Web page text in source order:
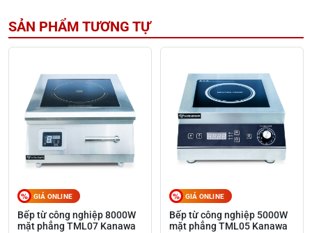
SẢN PHẨM TƯƠNG TỰ
GIÁ ONLINE
Bếp từ công nghiệp 8000W
mặt phẳng TML07 Kanawa
GIÁ ONLINE
Bếp từ công nghiệp 5000W
mặt phẳng TML05 Kanawa